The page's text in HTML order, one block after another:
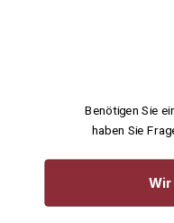
Benötigen Sie
haben Sie
Wir